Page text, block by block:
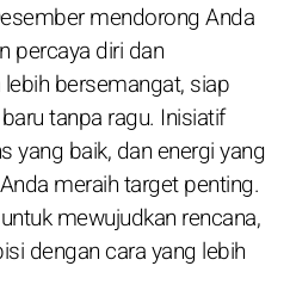
mendorong Anda
percaya diri dan
bersemangat, siap
tanpa ragu. Inisiatif
yang baik, dan energi yang
meraih target penting.
mewujudkan rencana,
dengan cara yang lebih